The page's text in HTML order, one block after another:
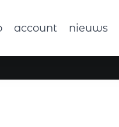
account nieuws